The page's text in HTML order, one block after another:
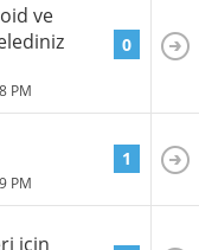
ve
PM
0
PM
1
için